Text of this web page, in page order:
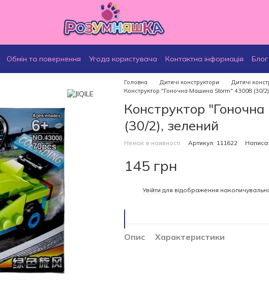
Обмін та повернення Угода користувача Контактна інформація
Блог
Головна Дитячі конструктори
Дитячі
Конструктор "Гоночна Машина Storm" 43008 (30/
Конструктор
(30/2), зелений
Немає в наявності Артикул: 111622
145 грн
Увійти для відображення
Опис Характеристики